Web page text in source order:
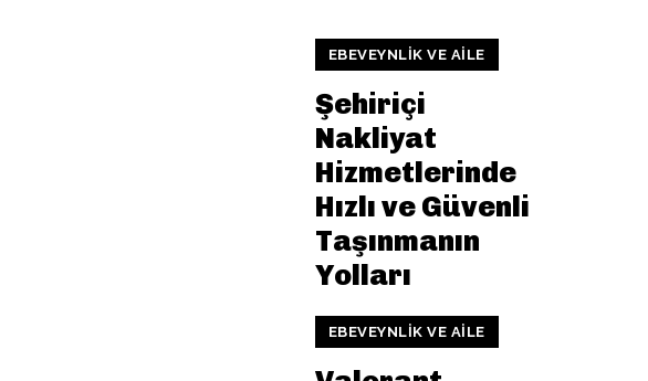
EBEVEYNLIK VE AILE
Şehiriçi
Nakliyat
Hizmetlerinde
Hızlı ve Güvenli
Taşınmanın
Yolları
EBEVEYNLIK VE AILE